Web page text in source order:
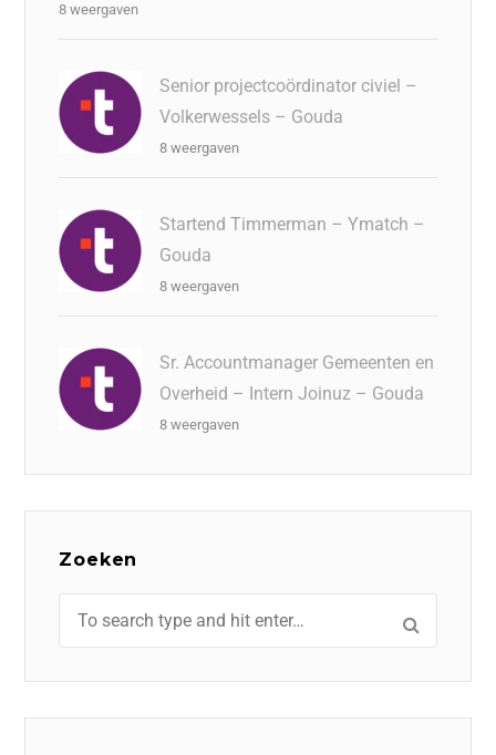
8 weergaven
Senior projectcoördinator civiel –
Volkerwessels – Gouda
8 weergaven
Startend Timmerman – Ymatch –
Gouda
8 weergaven
Sr. Accountmanager Gemeenten en
Overheid – Intern Joinuz – Gouda
8 weergaven
Zoeken